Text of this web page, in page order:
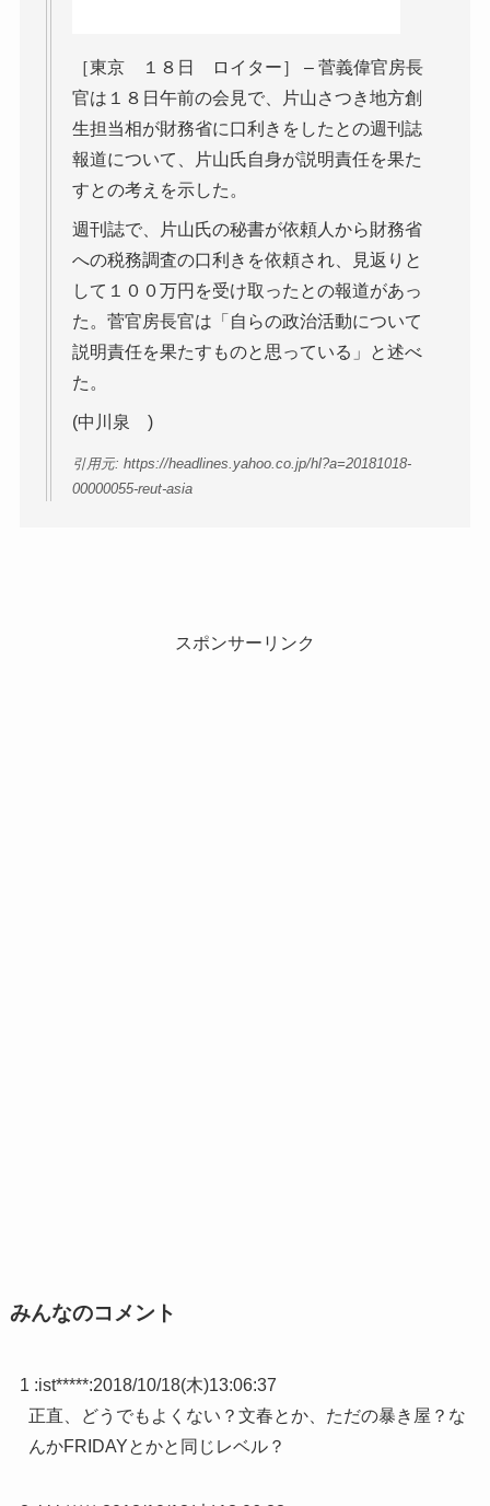
［東京 １８日 ロイター］ – 菅義偉官房長
官は１８日午前の会見で、片山さつき地方創
生担当相が財務省に口利きをしたとの週刊誌
報道について、片山氏自身が説明責任を果た
すとの考えを示した。
週刊誌で、片山氏の秘書が依頼人から財務省
への税務調査の口利きを依頼され、見返りと
して１００万円を受け取ったとの報道があっ
た。菅官房長官は「自らの政治活動について
説明責任を果たすものと思っている」と述べ
た。
(中川泉 )
引用元: https://headlines.yahoo.co.jp/hl?a=20181018-
00000055-reut-asia
スポンサーリンク
みんなのコメント
1 :ist*****:2018/10/18(木)13:06:37
正直、どうでもよくない？文春とか、ただの暴き屋？な
んかFRIDAYとかと同じレベル？